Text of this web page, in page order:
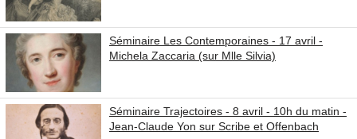
Séminaire Les Contemporaines - 17 avril -
Michela Zaccaria (sur Mlle Silvia)
Séminaire Trajectoires - 8 avril - 10h du matin -
Jean-Claude Yon sur Scribe et Offenbach